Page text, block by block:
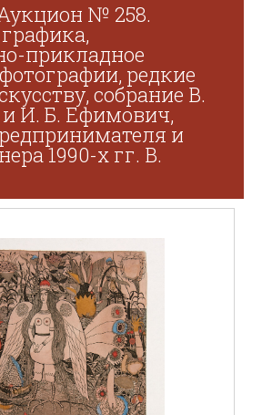
№ 258.
прикладное
редкие
собрание В.
И. Б. Ефимович,
и
1990-х гг. В.